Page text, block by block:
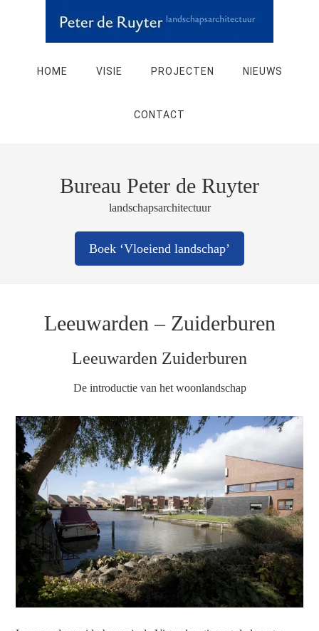
HOME VISIE PROJECTEN NIEUWS
CONTACT
Bureau Peter de Ruyter
landschapsarchitectuur
Boek ‘Vloeiend landschap’
Leeuwarden – Zuiderburen
Leeuwarden Zuiderburen
De introductie van het woonlandschap